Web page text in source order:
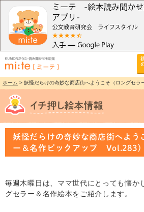
ホーム > 妖怪だらけの奇妙な商店街へようこそ（ロングセ
妖怪だらけの奇妙な商店街へよう
ー＆名作ピックアップ Vol.283）
毎週木曜日は、ママ世代にとっても懐か
グセラー＆名作絵本をご紹介します。